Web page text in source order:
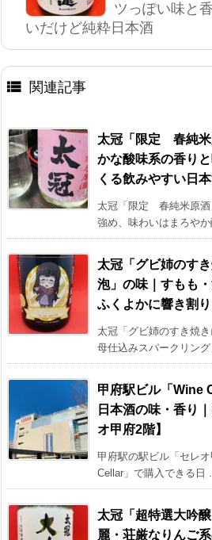
ツっぽい味と
いだけど純粋日本酒
 関連記事
太冠「限定 春純米
かな酸味系の香り
くる飲みやすい日
太冠「限定 春純米原酒
強め、味わいはまろや
太冠「グビ姉のす
泡」の味｜すもも
ふくよかに響き割
太冠「グビ姉のすき焼
母仕込みスパークリン
甲府駅ビル「Wine
日本酒の味・香り
オ甲府2階】
甲府駅の駅ビル「セレ
Cellar」で購入できる日
太冠「超特選大吟
麗・荘厳なりんご